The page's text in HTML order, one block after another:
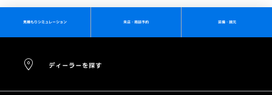
見積もりシミュレーション 来店・商談予約 装備・諸元
ディーラーを探す